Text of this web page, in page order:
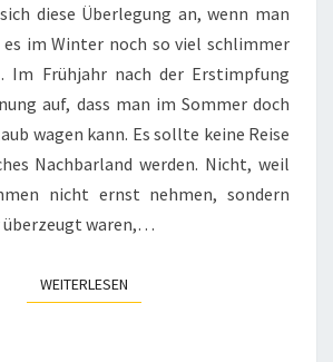
diese Überlegung an, wenn man
es im Winter noch so viel schlimmer
Im Frühjahr nach der Erstimpfung
auf, dass man im Sommer doch
wagen kann. Es sollte keine Reise
Nachbarland werden. Nicht, weil
nicht ernst nehmen, sondern
überzeugt waren,…
WEITERLESENWEITERLESEN